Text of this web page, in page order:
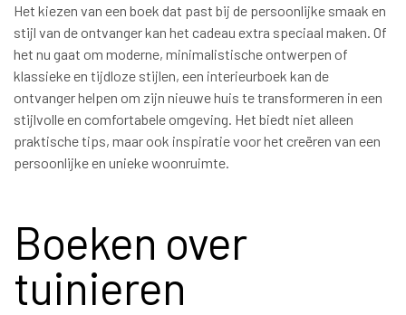
Het kiezen van een boek dat past bij de persoonlijke smaak en
stijl van de ontvanger kan het cadeau extra speciaal maken. Of
het nu gaat om moderne, minimalistische ontwerpen of
klassieke en tijdloze stijlen, een interieurboek kan de
ontvanger helpen om zijn nieuwe huis te transformeren in een
stijlvolle en comfortabele omgeving. Het biedt niet alleen
praktische tips, maar ook inspiratie voor het creëren van een
persoonlijke en unieke woonruimte.
Boeken over
tuinieren